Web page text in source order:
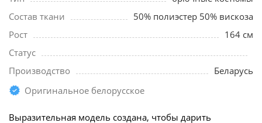
Состав ткани
50% полиэстер 50% вискоза
Рост
164 см
Статус
Производство
Беларусь
Оригинальное белорусское
Выразительная модель создана, чтобы дарить